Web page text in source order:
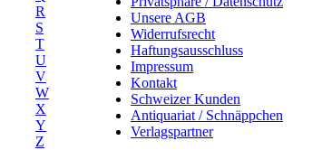
R
S
T
U
V
W
X
Y
Z
Unsere AGB
Widerrufsrecht
Haftungsausschluss
Impressum
Kontakt
Schweizer Kunden
Antiquariat / Schnäppchen
Verlagspartner